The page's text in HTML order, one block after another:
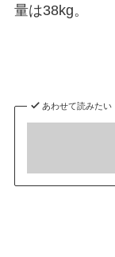
量は38kg。
あわせて読みたい